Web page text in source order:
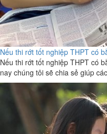
Nếu thi rớt tốt nghiệp THPT có
Nếu thi rớt tốt nghiệp THPT có
nay chúng tôi sẽ chia sẻ giúp